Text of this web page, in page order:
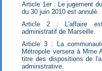
Article 1er : Le jugement
du 30 juin 2010 est annulé.
Article 2 : L'affaire
administratif de Marseille.
Article 3 : La
Métropole versera à Mme
titre des dispositions de
administrative.